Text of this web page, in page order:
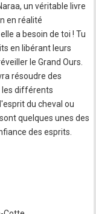
un véritable livre
en réalité
a besoin de toi ! Tu
en libérant leurs
le Grand Ours.
résoudre des
les différents
du cheval ou
quelques unes des
des esprits.